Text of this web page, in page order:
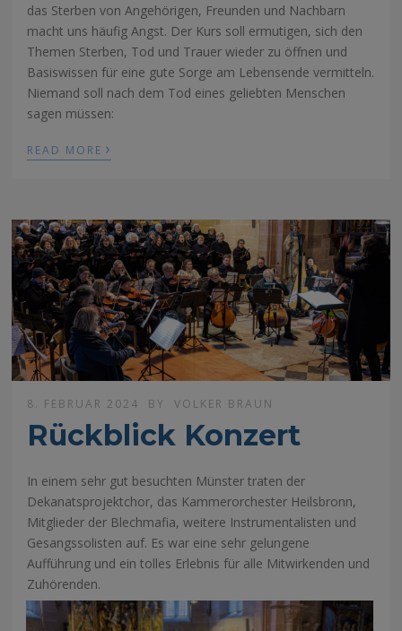
das Sterben von Angehörigen, Freunden und Nachbarn
macht uns häufig Angst. Der Kurs soll ermutigen, sich den
Themen Sterben, Tod und Trauer wieder zu öffnen und
Basiswissen für eine gute Sorge am Lebensende vermitteln.
Niemand soll nach dem Tod eines geliebten Menschen
sagen müssen:
READ MORE ›
8. FEBRUAR 2024 BY VOLKER BRAUN
Rückblick Konzert
In einem sehr gut besuchten Münster traten der
Dekanatsprojektchor, das Kammerorchester Heilsbronn,
Mitglieder der Blechmafia, weitere Instrumentalisten und
Gesangssolisten auf. Es war eine sehr gelungene
Aufführung und ein tolles Erlebnis für alle Mitwirkenden und
Zuhörenden.